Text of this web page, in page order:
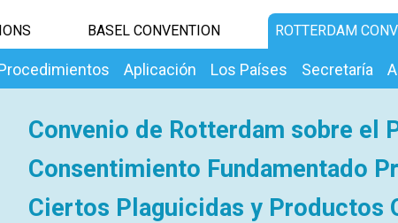
BASEL CONVENTION ROTTERDAM
Aplicación Los Países Secretaría
Convenio de Rotterdam sobre el
Consentimiento Fundamentado
Ciertos Plaguicidas y Productos